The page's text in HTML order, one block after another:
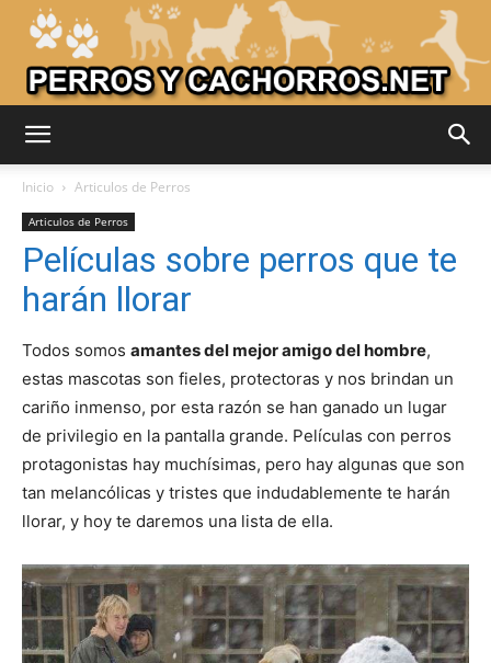
Perros
–
Razas
Perros
Inicio Articulos de Perros
Articulos de Perros
Películas sobre perros que te
harán llorar
Todos somos amantes del mejor amigo del hombre,
estas mascotas son fieles, protectoras y nos brindan un
cariño inmenso, por esta razón se han ganado un lugar
de privilegio en la pantalla grande. Películas con perros
protagonistas hay muchísimas, pero hay algunas que son
tan melancólicas y tristes que indudablemente te harán
llorar, y hoy te daremos una lista de ella.